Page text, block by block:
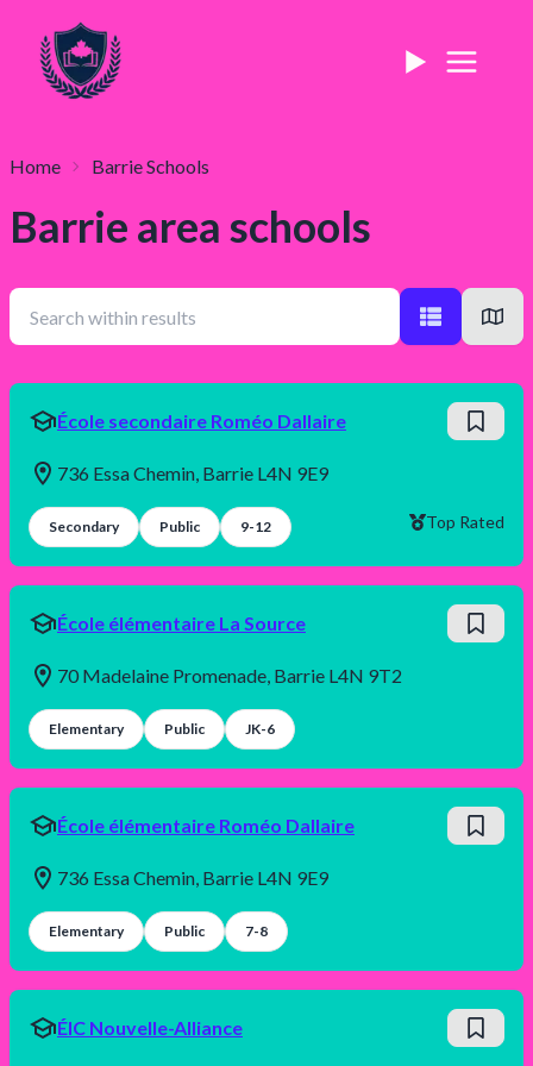
Home BarrieSchools
Barrie area schools
École secondaire Roméo Dallaire
736 Essa Chemin, Barrie L4N 9E9
Secondary Public 9-12 Top Rated
École élémentaire La Source
70 Madelaine Promenade, Barrie L4N 9T2
Elementary Public JK-6
École élémentaire Roméo Dallaire
736 Essa Chemin, Barrie L4N 9E9
Elementary Public 7-8
ÉIC Nouvelle-Alliance